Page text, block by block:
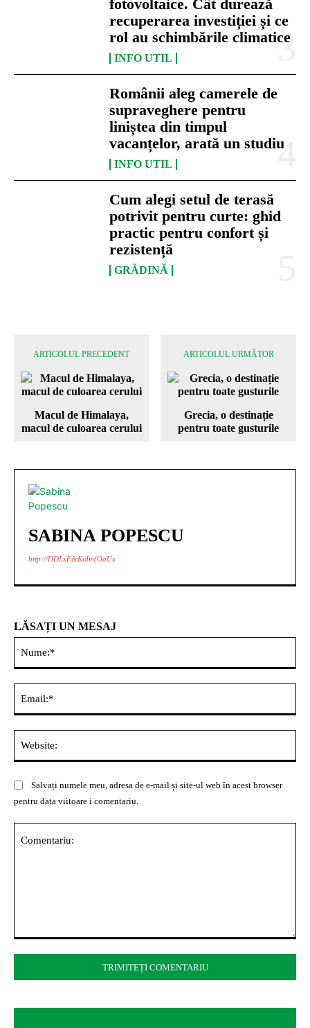
fotovoltaice. Cât durează
recuperarea investiției și ce
rol au schimbările climatice
INFO UTIL
Românii aleg camerele de
supraveghere pentru
liniștea din timpul
vacanțelor, arată un studiu
INFO UTIL
Cum alegi setul de terasă
potrivit pentru curte: ghid
practic pentru confort și
rezistență
GRĂDINĂ
ARTICOLUL PRECEDENT
Macul de Himalaya,
macul de culoarea cerului
ARTICOLUL URMĂTOR
Grecia, o destinație
pentru toate gusturile
SABINA POPESCU
http://DDLxE&Kidm(OaUx
LĂSAȚI UN MESAJ
Salvați numele meu, adresa de e-mail și site-ul web în acest browser
pentru data viitoare i comentariu.